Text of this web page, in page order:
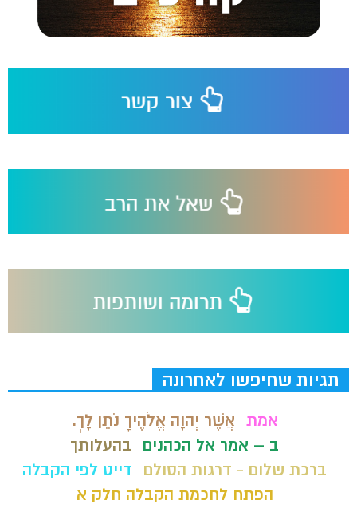
תגיות שחיפשו לאחרונה
אמת אֲשֶׁר יְהוָה אֱלֹהֶיךָ נֹתֵן לָךְ.
ב – אמר אל הכהנים
בהעלותך
ברכת שלום - דרגות הסולם
דייט לפי הקבלה
הפתח לחכמת הקבלה חלק א